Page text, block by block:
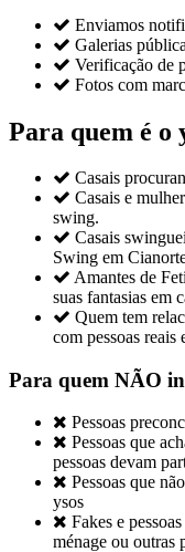
 Enviamos
 Galerias
 Verificação de
 Fotos com
Para quem é o
 Casais
 Casais e
swing.
 Casais
Swing em
 Amantes de
suas fantasias em
 Quem tem
com pessoas reais
Para quem NÃO
 Pessoas
 Pessoas que
pessoas devam
 Pessoas que
ysos
 Fakes e
ménage ou outras